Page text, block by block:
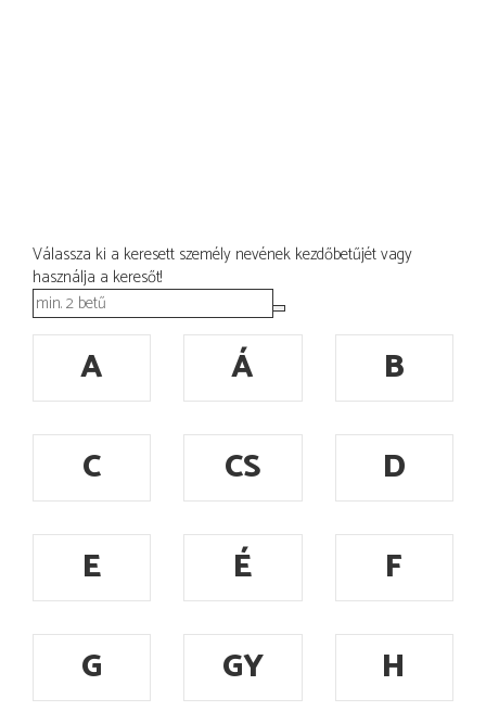
Válassza ki a keresett személy nevének kezdőbetűjét vagy
használja a keresőt!
A Á
B
C
CS
D
E
É
F
G
GY
H